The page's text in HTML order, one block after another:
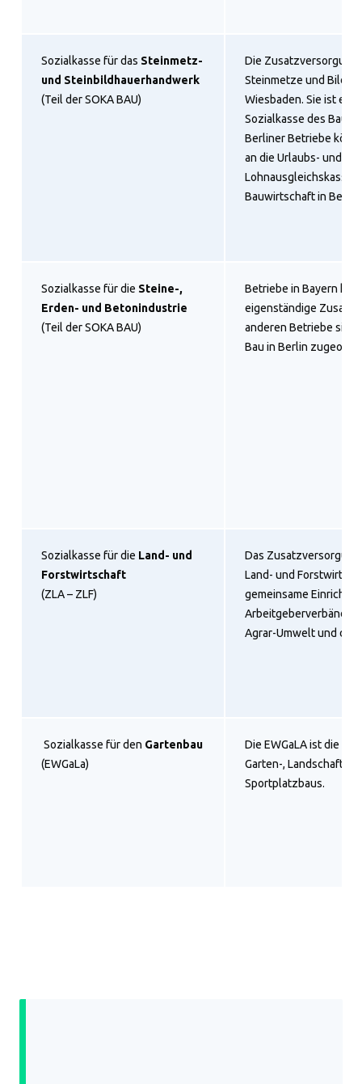
Sozialkasse für das Steinmetz-
und Steinbildhauerhandwerk
(Teil der SOKA BAU)
Die
Steinmetze und
Wiesbaden. Sie ist ein
Sozialkasse des
Berliner Betriebe
an die Urlaubs- und
Lohnausgleichskasse
Bauwirtschaft in Berlin
Sozialkasse für die Steine-,
Erden- und Betonindustrie
(Teil der SOKA BAU)
Betriebe in Bayern
eigenständige
anderen Betriebe sind
Bau in Berlin
Sozialkasse für die Land- und
Forstwirtschaft
(ZLA – ZLF)
Das
Land- und
gemeinsame
Arbeitgeberverbände,
Agrar-Umwelt und des
Sozialkasse für den Gartenbau
(EWGaLa)
Die EWGaLA ist die
Garten-, Landschafts-
Sportplatzbaus.